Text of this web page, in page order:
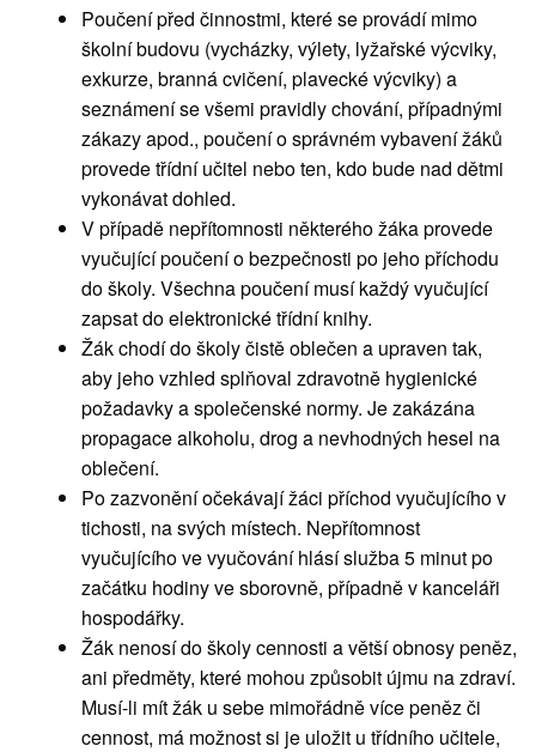
Poučení před činnostmi, které se provádí mimo
školní budovu (vycházky, výlety, lyžařské výcviky,
exkurze, branná cvičení, plavecké výcviky) a
seznámení se všemi pravidly chování, případnými
zákazy apod., poučení o správném vybavení žáků
provede třídní učitel nebo ten, kdo bude nad dětmi
vykonávat dohled.
V případě nepřítomnosti některého žáka provede
vyučující poučení o bezpečnosti po jeho příchodu
do školy. Všechna poučení musí každý vyučující
zapsat do elektronické třídní knihy.
Žák chodí do školy čistě oblečen a upraven tak,
aby jeho vzhled splňoval zdravotně hygienické
požadavky a společenské normy. Je zakázána
propagace alkoholu, drog a nevhodných hesel na
oblečení.
Po zazvonění očekávají žáci příchod vyučujícího v
tichosti, na svých místech. Nepřítomnost
vyučujícího ve vyučování hlásí služba 5 minut po
začátku hodiny ve sborovně, případně v kanceláři
hospodářky.
Žák nenosí do školy cennosti a větší obnosy peněz,
ani předměty, které mohou způsobit újmu na zdraví.
Musí-li mít žák u sebe mimořádně více peněz či
cennost, má možnost si je uložit u třídního učitele,